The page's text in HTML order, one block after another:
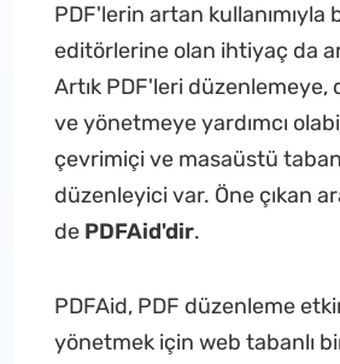
PDF'lerin artan kullanımıyla
editörlerine olan ihtiyaç da
Artık PDF'leri
ve yönetmeye yardımcı
çevrimiçi ve masaüstü
düzenleyici var. Öne çıkan
de PDFAid'dir.
PDFAid, PDF düzenleme
yönetmek için web tabanlı